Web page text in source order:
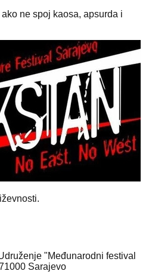
ne spoj kaosa, apsurda i
"Međunarodni festival
Sarajevo